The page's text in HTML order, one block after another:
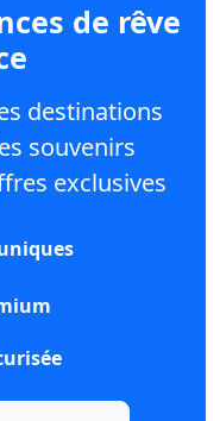
de rêve
destinations
souvenirs
exclusives